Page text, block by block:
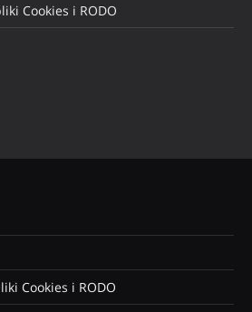
Cookies i RODO
Cookies i RODO